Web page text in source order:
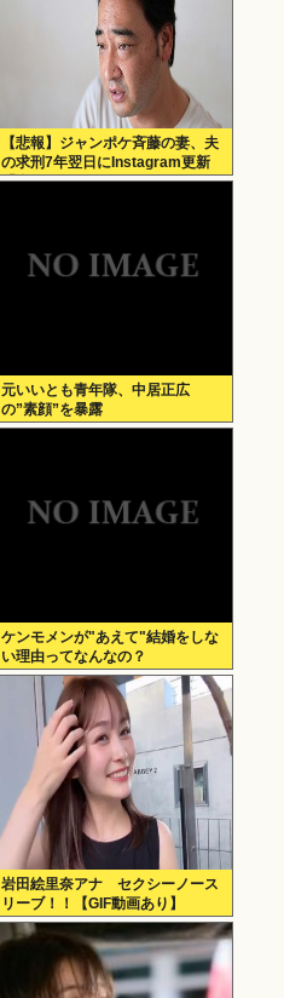
【悲報】ジャンポケ斉藤の妻、夫
の求刑7年翌日にInstagram更新
「楽しすぎた」←これｗ
元いいとも青年隊、中居正広
の”素顔”を暴露
ケンモメンが"あえて"結婚をしな
い理由ってなんなの？
岩田絵里奈アナ セクシーノース
リーブ！！【GIF動画あり】